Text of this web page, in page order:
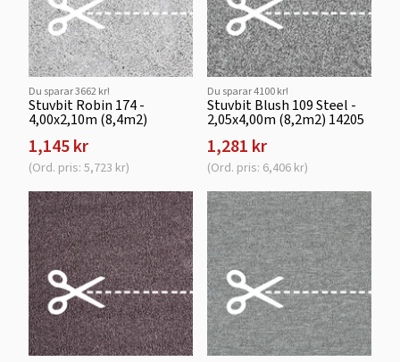
Du sparar 3662 kr!
Stuvbit Robin 174 -
4,00x2,10m (8,4m2)
1,145 kr
(Ord. pris: 5,723 kr)
Du sparar 4100 kr!
Stuvbit Blush 109 Steel -
2,05x4,00m (8,2m2) 14205
1,281 kr
(Ord. pris: 6,406 kr)